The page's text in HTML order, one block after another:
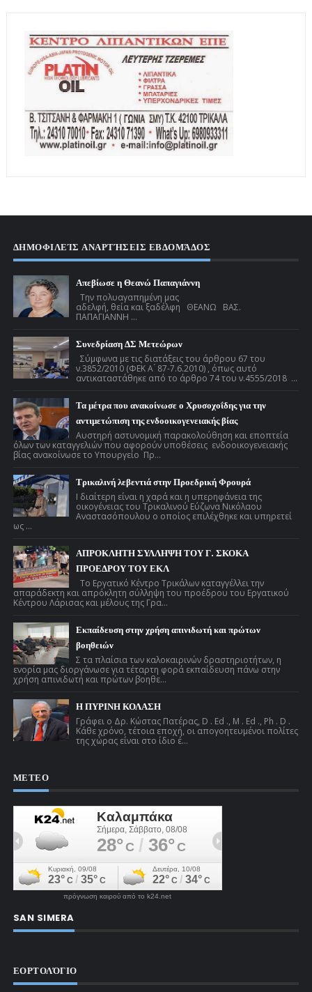
ΔΗΜΟΦΙΛΕΊΣ ΑΝΑΡΤΉΣΕΙΣ ΕΒΔΟΜΆΔΟΣ
Απεβίωσε η Θεανώ Παπαγιάννη
Την πολυαγαπημένη μας
αδελφή, θεία και ξαδέλφη ΘΕΑΝΩ ΒΑΣ.
ΠΑΠΑΓΙΑΝΝΗ ...
Συνεδρίαση ΔΣ Μετεώρων
Σύμφωνα με τις διατάξεις του άρθρου 67 του
ν.3852/2010 (ΦΕΚ Α ́ 87-7.6.2010) , όπως αυτό
αντικαταστάθηκε από το άρθρο 74 του ν.4555/2018 ...
Τα μέτρα που ανακοίνωσε ο Χρυσοχοΐδης για την
αντιμετώπιση της ενδοοικογενειακής βίας
Αυστηρή αστυνομική παρακολούθηση και εποπτεία
όλων των καταγγελιών που αφορούν υποθέσεις ενδοοικογενειακής
βίας ανακοίνωσε το Υπουργείο Πρ...
Τρικαλινή λεβεντιά στην Προεδρική Φρουρά
Ι διαίτερη είναι η χαρά και η υπερηφάνεια της
οικογένειας του Τρικαλινού Εύζωνα Νικόλαου
Αναστασόπουλου ο οποίος επιλέχθηκε και υπηρετεί
ως ...
ΑΠΡΟΚΛΗΤΗ ΣΥΛΛΗΨΗ ΤΟΥ Γ. ΣΚΟΚΑ
ΠΡΟΕΔΡΟΥ ΤΟΥ ΕΚΛ
Το Εργατικό Κέντρο Τρικάλων καταγγέλλει την
απαράδεκτη και απρόκλητη σύλληψη του προέδρου του Εργατικού
Κέντρου Λάρισας και μέλους της Γρα...
Εκπαίδευση στην χρήση απινιδωτή και πρώτων
βοηθειών
Σ τα πλαίσια των καλοκαιρινών δραστηριοτήτων, η
ενορία μας διοργάνωσε για τέταρτη φορά εκπαίδευση πάνω στην
χρήση απινιδωτή και πρώτων βοηθε...
Η ΠΥΡΙΝΗ ΚΟΛΑΣΗ
Γράφει ο Δρ. Κώστας Πατέρας, D . Ed ., M . Ed ., Ph . D .
Κάθε χρόνο, τέτοια εποχή, οι απογοητευμένοι πολίτες
της χώρας είναι στο ίδιο έ...
ΜΕΤΕΟ
πρόγνωση καιρού από το k24.net
SAN SIMERA
ΕΟΡΤΟΛΌΓΙΟ